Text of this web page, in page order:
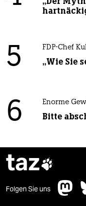
5 FDP-Chef
„Wie Sie
6 Enorme
Bitte
taz
Folgen Sie uns